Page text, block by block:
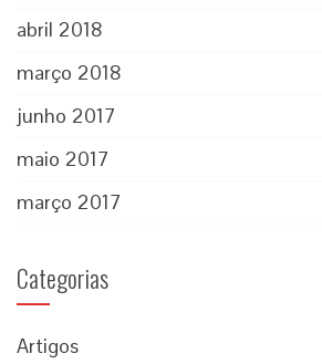
abril 2018
março 2018
junho 2017
maio 2017
março 2017
Categorias
Artigos